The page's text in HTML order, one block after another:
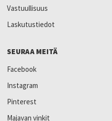
Vastuullisuus
Laskutustiedot
SEURAA MEITÄ
Facebook
Instagram
Pinterest
Majavan vinkit